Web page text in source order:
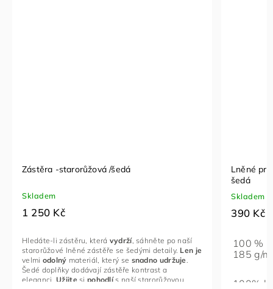
Zástěra -starorůžová /šedá
Skladem
1 250 Kč
Hledáte-li zástěru, která vydrží, sáhněte po naší
starorůžové lněné zástěře se šedými detaily. Len je
velmi odolný materiál, který se snadno udržuje.
Šedé doplňky dodávají zástěře kontrast a
eleganci. Užijte si pohodlís naší starorůžovou
Lněné
šedá
Skladem
390 Kč
100 %
185 g/
100%